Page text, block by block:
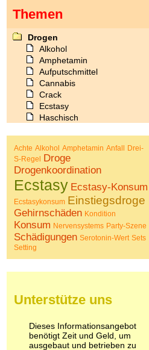
Themen
Drogen
Alkohol
Amphetamin
Aufputschmittel
Cannabis
Crack
Ecstasy
Haschisch
Koffein
Kokain
Lachgas
LSD
Marihuana
Medikamente
Metamphetamin
Methadon
Pilze
Psychopharmaka
Schlafmittel
Schmerzmittel
Achte Alkohol Amphetamin Anfall Drei-
S-Regel Droge
Drogenkoordination
Ecstasy Ecstasy-Konsum
Ecstasykonsum Einstiegsdroge
Gehirnschäden Kondition
Konsum Nervensystems Party-Szene
Schädigungen Serotonin-Wert Sets
Setting
Unterstütze uns
Dieses Informationsangebot
benötigt Zeit und Geld, um
ausgebaut und betrieben zu